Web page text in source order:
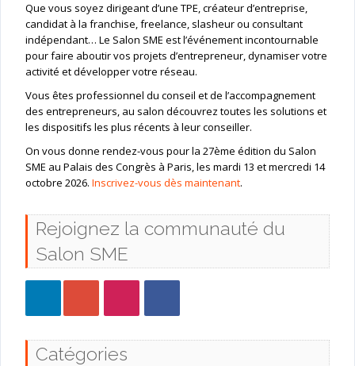
Que vous soyez dirigeant d’une TPE, créateur d’entreprise,
candidat à la franchise, freelance, slasheur ou consultant
indépendant… Le Salon SME est l’événement incontournable
pour faire aboutir vos projets d’entrepreneur, dynamiser votre
activité et développer votre réseau.
Vous êtes professionnel du conseil et de l’accompagnement
des entrepreneurs, au salon découvrez toutes les solutions et
les dispositifs les plus récents à leur conseiller.
On vous donne rendez-vous pour la 27ème édition du Salon
SME au Palais des Congrès à Paris, les mardi 13 et mercredi 14
octobre 2026. Inscrivez-vous dès maintenant.
Rejoignez la communauté du
Salon SME
Catégories